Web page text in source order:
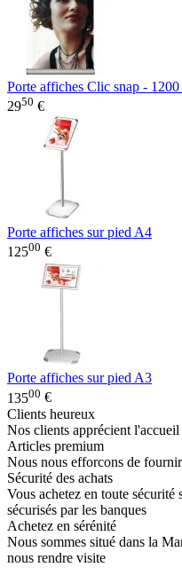
Porte affiches Clic snap -
2950 €
Porte affiches sur pied A4
12500 €
Porte affiches sur pied A3
13500 €
Clients heureux
Nos clients apprécient
Articles premium
Nous nous efforcons de
Sécurité des achats
Vous achetez en toute sécurité
sécurisés par les banques
Achetez en sérénité
Nous sommes situé dans la
nous rendre visite